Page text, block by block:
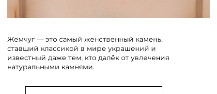
Жемчуг — это самый женственный камень,
ставший классикой в мире украшений и
известный даже тем, кто далёк от увлечения
натуральными камнями.